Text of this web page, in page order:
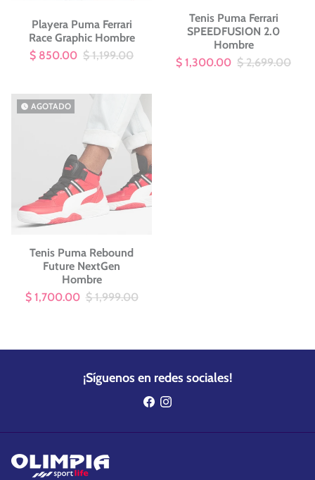
Playera Puma Ferrari
Race Graphic Hombre
$ 850.00 $ 1,199.00
Tenis Puma Ferrari
SPEEDFUSION 2.0
Hombre
$ 1,300.00 $ 2,699.00
watch_later AGOTADO
Tenis Puma Rebound
Future NextGen
Hombre
$ 1,700.00 $ 1,999.00
¡Síguenos en redes sociales!